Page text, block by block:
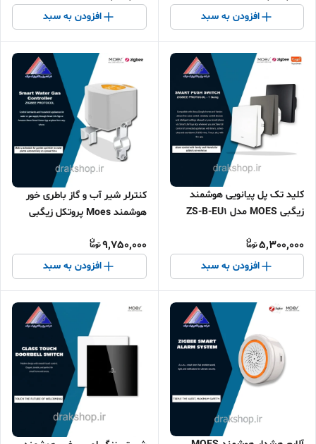
افزودن به سبد افزودن به سبد
کلید تک پل پیانویی هوشمند
زیگبی MOES مدل ZS-B-EU1
5,300,000
افزودن به سبد
کنترلر شیر آب و گاز باطری خور
هوشمند Moes پروتکل زیگبی
9,750,000
افزودن به سبد